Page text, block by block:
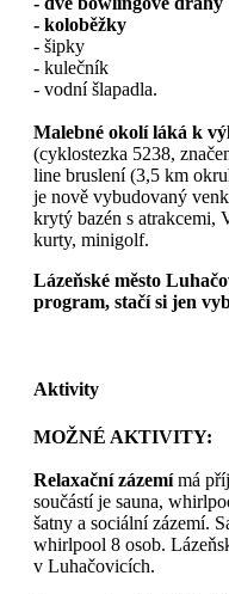
- koloběžky
- šipky
- kulečník
- vodní šlapadla.
Malebné okolí láká k
(cyklostezka 5238,
line bruslení (3,5 km
je nově vybudovaný
krytý bazén s atrakcemi,
kurty, minigolf.
Lázeňské město
program, stačí si jen
Aktivity
MOŽNÉ AKTIVITY:
Relaxační zázemímá
součástí je sauna,
šatny a sociální zázemí.
whirlpool 8 osob.
v Luhačovicích.